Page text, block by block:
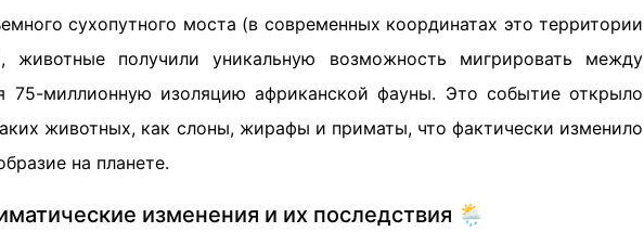
сухопутного моста (в современных координатах это территории
животные получили уникальную возможность мигрировать между
75-миллионную изоляцию африканской фауны. Это событие открыло
животных, как слоны, жирафы и приматы, что фактически изменило
на планете.
изменения и их последствия 🌦️